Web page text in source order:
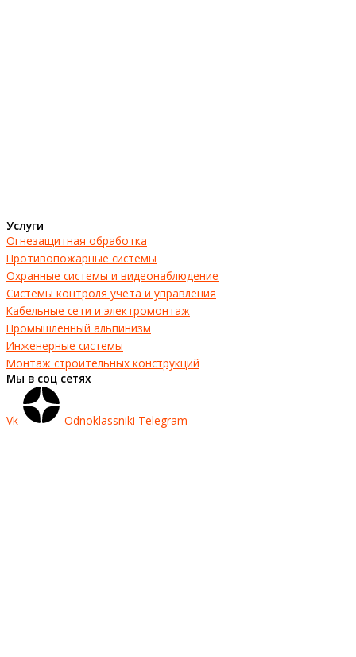
Услуги
Огнезащитная обработка
Противопожарные системы
Охранные системы и видеонаблюдение
Системы контроля учета и управления
Кабельные сети и электромонтаж
Промышленный альпинизм
Инженерные системы
Монтаж строительных конструкций
Мы в соц сетях
Vk Odnoklassniki Telegram